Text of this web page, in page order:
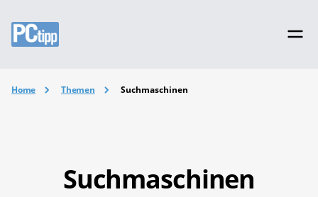
Home Themen Suchmaschinen
Suchmaschinen